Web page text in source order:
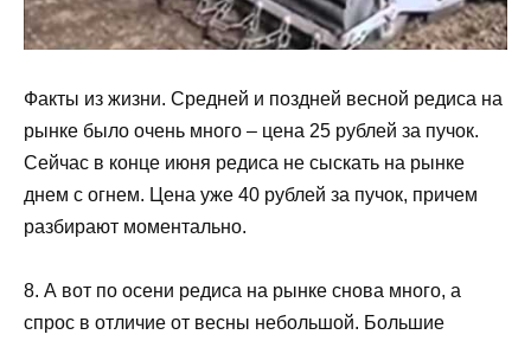
Факты из жизни. Средней и поздней весной редиса на
рынке было очень много – цена 25 рублей за пучок.
Сейчас в конце июня редиса не сыскать на рынке
днем с огнем. Цена уже 40 рублей за пучок, причем
разбирают моментально.
8. А вот по осени редиса на рынке снова много, а
спрос в отличие от весны небольшой. Большие